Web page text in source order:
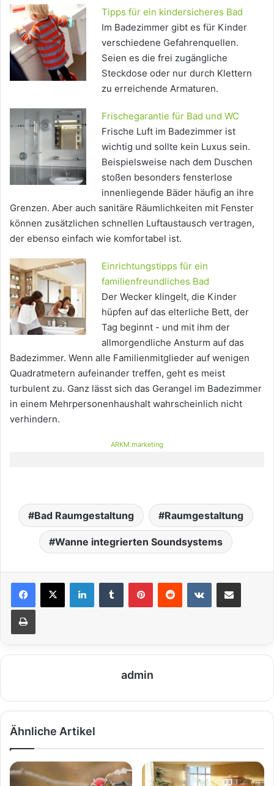
Tipps für ein kindersicheres Bad
Im Badezimmer gibt es für Kinder
verschiedene Gefahrenquellen.
Seien es die frei zugängliche
Steckdose oder nur durch Klettern
zu erreichende Armaturen.
Frischegarantie für Bad und WC
Frische Luft im Badezimmer ist
wichtig und sollte kein Luxus sein.
Beispielsweise nach dem Duschen
stoßen besonders fensterlose
innenliegende Bäder häufig an ihre
Grenzen. Aber auch sanitäre Räumlichkeiten mit Fenster
können zusätzlichen schnellen Luftaustausch vertragen,
der ebenso einfach wie komfortabel ist.
Einrichtungstipps für ein
familienfreundliches Bad
Der Wecker klingelt, die Kinder
hüpfen auf das elterliche Bett, der
Tag beginnt - und mit ihm der
allmorgendliche Ansturm auf das
Badezimmer. Wenn alle Familienmitglieder auf wenigen
Quadratmetern aufeinander treffen, geht es meist
turbulent zu. Ganz lässt sich das Gerangel im Badezimmer
in einem Mehrpersonenhaushalt wahrscheinlich nicht
verhindern.
ARKM.marketing
Bad Raumgestaltung Raumgestaltung
Wanne integrierten Soundsystems
admin
Ähnliche Artikel